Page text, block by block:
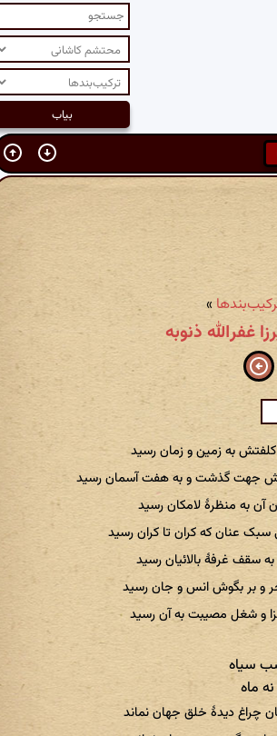
»
کلفتش به زمین و زمان رسید
جهت گذشت و به هفت آسمان رسید
آن به منظرهٔ لامکان رسید
سبک عنان که کران تا کران رسید
سقف غرفهٔ بالائیان رسید
و بر بگوش انس و جان رسید
و شغل مصیبت به آن رسید
سیاه
ماه
چراغ دیدهٔ خلق جهان نماند